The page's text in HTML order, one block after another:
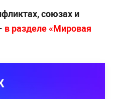
союзах и
в разделе «Мировая